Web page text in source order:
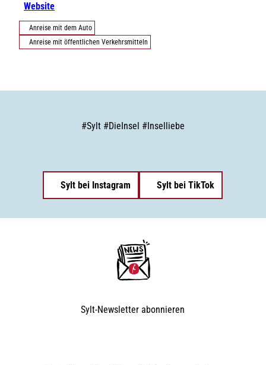
Website
Anreise mit dem Auto
Anreise mit öffentlichen Verkehrsmitteln
#Sylt #DieInsel #Inselliebe
Sylt bei Instagram Sylt bei TikTok
Sylt-Newsletter abonnieren